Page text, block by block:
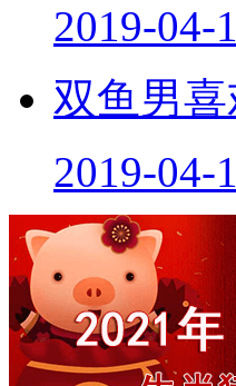
2019-04-
双鱼男
2019-04-